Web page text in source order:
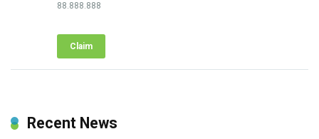
88.888.888
Claim
Recent News